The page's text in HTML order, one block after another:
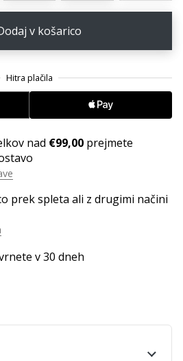
v košarico
nad €99,00 prejmete
prek spleta ali z drugimi načini
v 30 dneh